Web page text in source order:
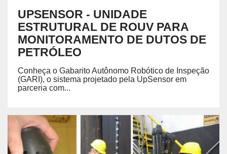
UPSENSOR - UNIDADE
ESTRUTURAL DE ROUV PARA
MONITORAMENTO DE DUTOS DE
PETRÓLEO
Conheça o Gabarito Autônomo Robótico de Inspeção
(GARI), o sistema projetado pela UpSensor em
parceria com...